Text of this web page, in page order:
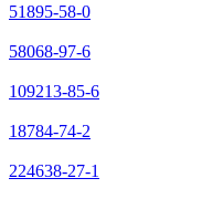
51895-58-0
58068-97-6
109213-85-6
18784-74-2
224638-27-1